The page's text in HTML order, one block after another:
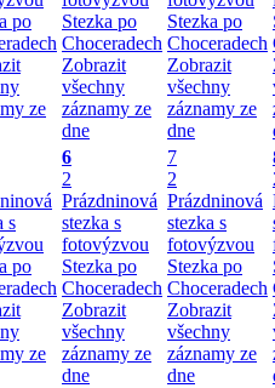
po
ze
Stezka po
Choceradech
Zobrazit
všechny
záznamy ze
dne
Stezka po
Choceradech
Zobrazit
všechny
záznamy ze
dne
s
po
ze
6
2
Prázdninová
stezka s
fotovýzvou
Stezka po
Choceradech
Zobrazit
všechny
záznamy ze
dne
7
2
Prázdninová
stezka s
fotovýzvou
Stezka po
Choceradech
Zobrazit
všechny
záznamy ze
dne